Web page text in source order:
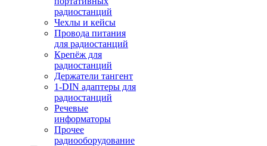
радиостанций
Чехлы и кейсы
Провода питания
для радиостанций
Крепёж для
радиостанций
Держатели тангент
1-DIN адаптеры для
радиостанций
Речевые
информаторы
Прочее
радиооборудование